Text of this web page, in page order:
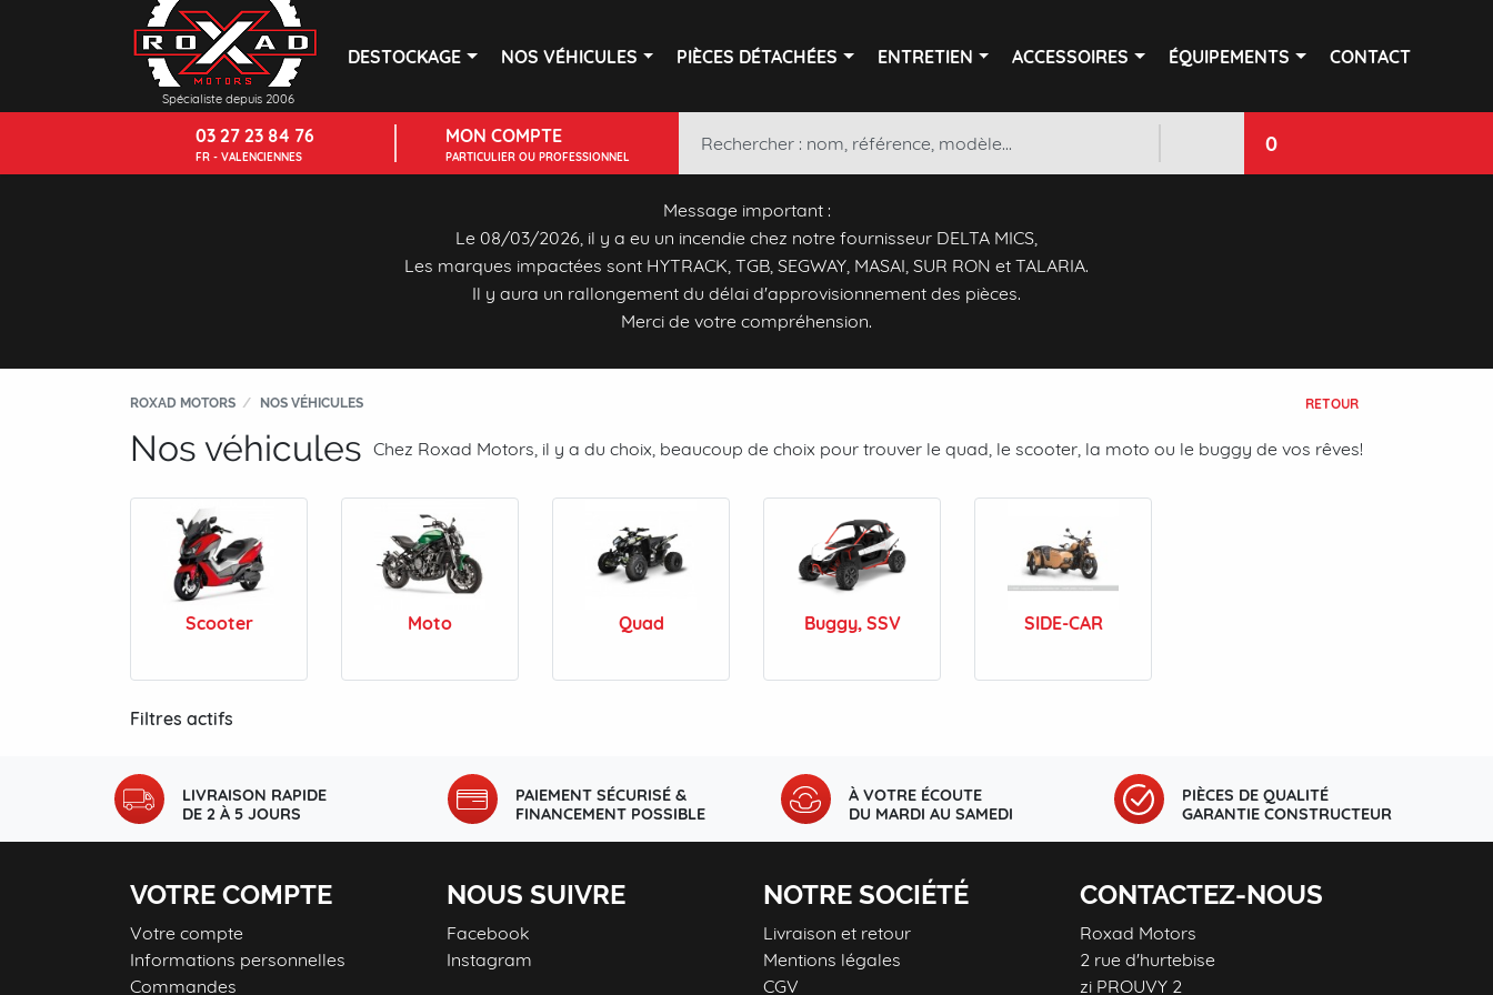
Spécialiste depuis 2006
DESTOCKAGE NOS VÉHICULES PIÈCES DÉTACHÉES ENTRETIEN ACCESSOIRES ÉQUIPEMENTS CONTACT
03 27 23 84 76
FR - VALENCIENNES
MON COMPTE
PARTICULIER OU PROFESSIONNEL
0
Message important :
Le 08/03/2026, il y a eu un incendie chez notre fournisseur DELTA MICS,
Les marques impactées sont HYTRACK, TGB, SEGWAY, MASAI, SUR RON et TALARIA.
Il y aura un rallongement du délai d'approvisionnement des pièces.
Merci de votre compréhension.
ROXAD MOTORS NOS VÉHICULES RETOUR
Nos véhicules Chez Roxad Motors, il y a du choix, beaucoup de choix pour trouver le quad, le scooter, la moto ou le buggy de vos rêves!
Scooter Moto Quad Buggy, SSV SIDE-CAR
Filtres actifs
LIVRAISON RAPIDE
DE 2 À 5 JOURS
PAIEMENT SÉCURISÉ &
FINANCEMENT POSSIBLE
À VOTRE ÉCOUTE
DU MARDI AU SAMEDI
PIÈCES DE QUALITÉ
GARANTIE CONSTRUCTEUR
VOTRE COMPTE
Votre compte
Informations personnelles
Commandes
NOUS SUIVRE
Facebook
Instagram
NOTRE SOCIÉTÉ
Livraison et retour
Mentions légales
CGV
CONTACTEZ-NOUS
Roxad Motors
2 rue d'hurtebise
zi PROUVY 2